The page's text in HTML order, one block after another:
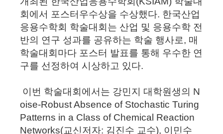
회에서 포스터우수상을 수상했다. 한국산업
응용수학회 학술대회는 산업 및 응용수학 전
반의 연구 성과를 공유하는 학술 행사로, 매
학술대회마다 포스터 발표를 통해 우수한 연
구를 선정하여 시상하고 있다.
이번 학술대회에서는 강민지 대학원생의 N
oise-Robust Absence of Stochastic Turing
Patterns in a Class of Chemical Reaction
Networks(교신저자: 김진수 교수), 이민수